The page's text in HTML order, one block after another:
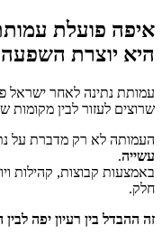
איפה פועלת
היא יוצרת
עמותת נתינה לאחר ישראל
שרוצים לעזור לבין מקומות
העמותה לא רק מדברת על
עשייה.
באמצעות קבוצות, קהילות
חלק.
זה ההבדל בין רעיון יפה